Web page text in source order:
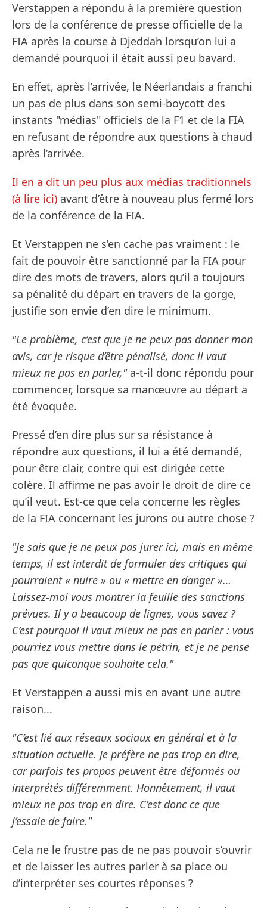
Verstappen a répondu à la première question
lors de la conférence de presse officielle de la
FIA après la course à Djeddah lorsqu’on lui a
demandé pourquoi il était aussi peu bavard.
En effet, après l’arrivée, le Néerlandais a franchi
un pas de plus dans son semi-boycott des
instants "médias" officiels de la F1 et de la FIA
en refusant de répondre aux questions à chaud
après l’arrivée.
Il en a dit un peu plus aux médias traditionnels
(à lire ici) avant d’être à nouveau plus fermé lors
de la conférence de la FIA.
Et Verstappen ne s’en cache pas vraiment : le
fait de pouvoir être sanctionné par la FIA pour
dire des mots de travers, alors qu’il a toujours
sa pénalité du départ en travers de la gorge,
justifie son envie d’en dire le minimum.
"Le problème, c’est que je ne peux pas donner mon
avis, car je risque d’être pénalisé, donc il vaut
mieux ne pas en parler,"a-t-il donc répondu pour
commencer, lorsque sa manœuvre au départ a
été évoquée.
Pressé d’en dire plus sur sa résistance à
répondre aux questions, il lui a été demandé,
pour être clair, contre qui est dirigée cette
colère. Il affirme ne pas avoir le droit de dire ce
qu’il veut. Est-ce que cela concerne les règles
de la FIA concernant les jurons ou autre chose ?
"Je sais que je ne peux pas jurer ici, mais en même
temps, il est interdit de formuler des critiques qui
pourraient « nuire » ou « mettre en danger »…
Laissez-moi vous montrer la feuille des sanctions
prévues. Il y a beaucoup de lignes, vous savez ?
C’est pourquoi il vaut mieux ne pas en parler : vous
pourriez vous mettre dans le pétrin, et je ne pense
pas que quiconque souhaite cela."
Et Verstappen a aussi mis en avant une autre
raison...
"C’est lié aux réseaux sociaux en général et à la
situation actuelle. Je préfère ne pas trop en dire,
car parfois tes propos peuvent être déformés ou
interprétés différemment. Honnêtement, il vaut
mieux ne pas trop en dire. C’est donc ce que
j’essaie de faire."
Cela ne le frustre pas de ne pas pouvoir s’ouvrir
et de laisser les autres parler à sa place ou
d’interpréter ses courtes réponses ?